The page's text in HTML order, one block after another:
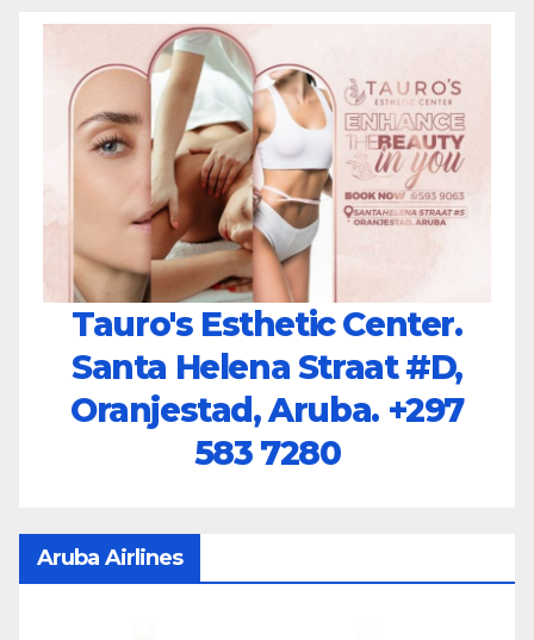
Tauro's Esthetic Center.
Santa Helena Straat #D,
Oranjestad, Aruba. +297
583 7280
Aruba Airlines